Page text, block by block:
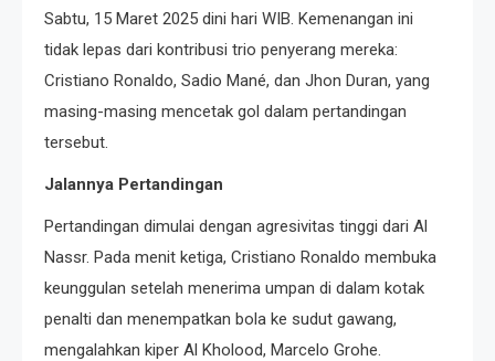
Sabtu, 15 Maret 2025 dini hari WIB. Kemenangan ini
tidak lepas dari kontribusi trio penyerang mereka:
Cristiano Ronaldo, Sadio Mané, dan Jhon Duran, yang
masing-masing mencetak gol dalam pertandingan
tersebut.​
Jalannya Pertandingan
Pertandingan dimulai dengan agresivitas tinggi dari Al
Nassr. Pada menit ketiga, Cristiano Ronaldo membuka
keunggulan setelah menerima umpan di dalam kotak
penalti dan menempatkan bola ke sudut gawang,
mengalahkan kiper Al Kholood, Marcelo Grohe. ​